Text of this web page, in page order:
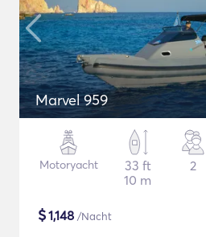
Marvel 959
Motoryacht
33 ft
10 m
2
$1,148 /Nacht